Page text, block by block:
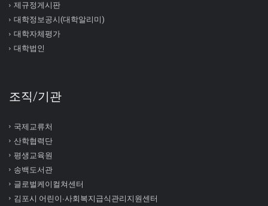
제규정게시판
대학정보공시(대학알리미)
대학자체평가
대학법인
조직/기관
국제교류처
산학협력단
평생교육원
송백도서관
글로벌케이컬쳐센터
김포시 어린이∙사회복지급식관리지원센터